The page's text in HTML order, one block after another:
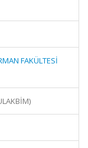
FAKÜLTESİ